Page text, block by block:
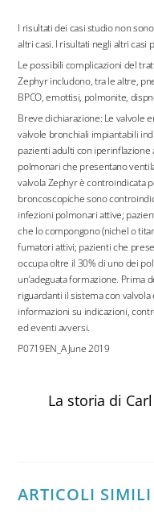
I risultati dei casi studio non
altri casi. I risultati negli altri casi
Le possibili complicazioni del
Zephyr includono, tra le altre,
BPCO, emottisi, polmonite,
Breve dichiarazione: Le valvole
valvole bronchiali impiantabili
pazienti adulti con iperinflazione
polmonari che presentano
valvola Zephyr è controindicata
broncoscopiche sono
infezioni polmonari attive;
che lo compongono (nichel o
fumatori attivi; pazienti che
occupa oltre il 30% di uno dei
un’adeguata formazione. Prima
riguardanti il sistema con
informazioni su indicazioni,
ed eventi avversi.
P0719EN_A June 2019
La storia di Carl
ARTICOLI SIMILI